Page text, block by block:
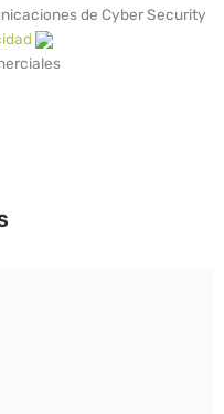
de Cyber Security